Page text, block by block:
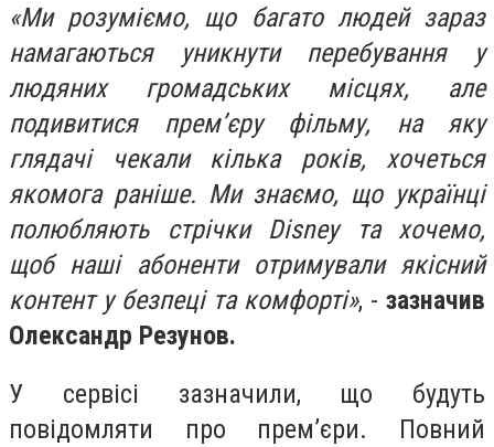
«Ми розуміємо, що багато людей зараз
намагаються уникнути перебування у
людяних громадських місцях, але
подивитися прем’єру фільму, на яку
глядачі чекали кілька років, хочеться
якомога раніше. Ми знаємо, що українці
полюбляють стрічки Disney та хочемо,
щоб наші абоненти отримували якісний
контент у безпеці та комфорті», - зазначив
Олександр Резунов.
У сервісі зазначили, що будуть
повідомляти про прем’єри. Повний